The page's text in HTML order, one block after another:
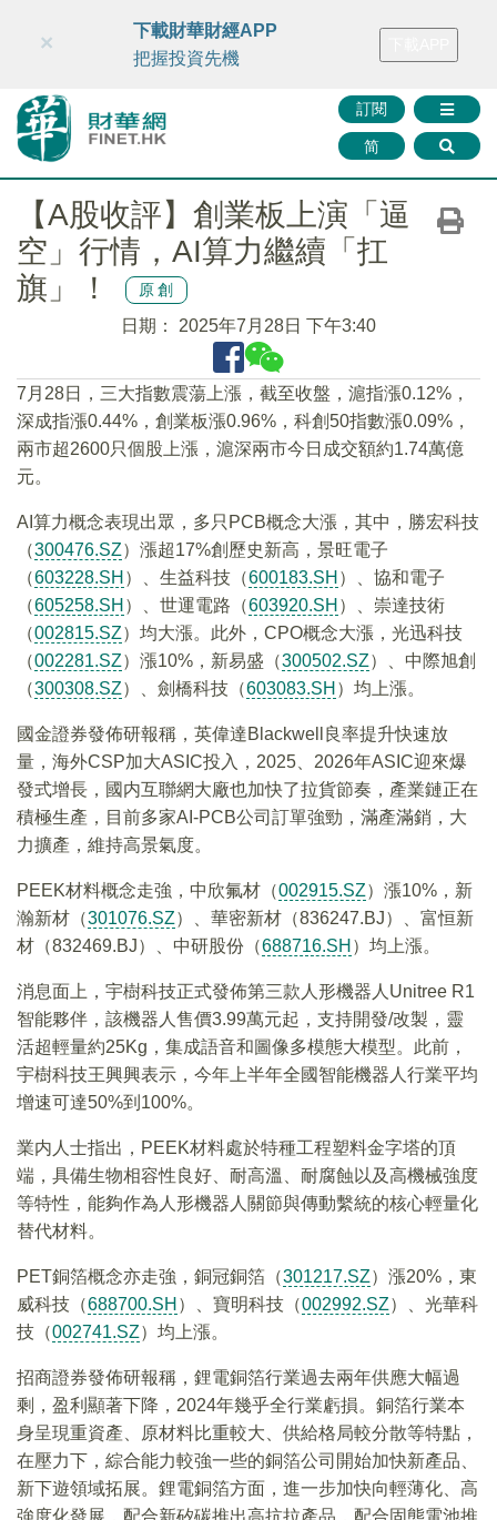
財華智庫網 FINTV FINMETA 財華證券 媒體矩陣
訂閱
简
×
下載財華財經APP
把握投資先機
【A股收評】創業板上演「逼
空」行情，AI算力繼續「扛
旗」！
原創
日期： 2025年7月28日 下午3:40
7月28日，三大指數震蕩上漲，截至收盤，滬指漲0.12%，
深成指漲0.44%，創業板漲0.96%，科創50指數漲0.09%，
兩市超2600只個股上漲，滬深兩市今日成交額約1.74萬億
元。
AI算力概念表現出眾，多只PCB概念大漲，其中，勝宏科技
（300476.SZ）漲超17%創歷史新高，景旺電子
（603228.SH ）、生益科技（600183.SH ）、協和電子
（605258.SH ）、世運電路（603920.SH ）、崇達技術
（002815.SZ）均大漲。此外，CPO概念大漲，光迅科技
（002281.SZ）漲10%，新易盛（300502.SZ）、中際旭創
（300308.SZ）、劍橋科技（603083.SH ）均上漲。
國金證券發佈研報稱，英偉達Blackwell良率提升快速放
量，海外CSP加大ASIC投入，2025、2026年ASIC迎來爆
發式增長，國内互聯網大廠也加快了拉貨節奏，產業鏈正在
積極生產，目前多家AI-PCB公司訂單強勁，滿產滿銷，大
力擴產，維持高景氣度。
PEEK材料概念走強，中欣氟材（002915.SZ）漲10%，新
瀚新材（301076.SZ）、華密新材（836247.BJ）、富恒新
材（832469.BJ）、中研股份（688716.SH ）均上漲。
消息面上，宇樹科技正式發佈第三款人形機器人Unitree R1
智能夥伴，該機器人售價3.99萬元起，支持開發/改製，靈
活超輕量約25Kg，集成語音和圖像多模態大模型。此前，
宇樹科技王興興表示，今年上半年全國智能機器人行業平均
增速可達50%到100%。
業内人士指出，PEEK材料處於特種工程塑料金字塔的頂
端，具備生物相容性良好、耐高溫、耐腐蝕以及高機械強度
等特性，能夠作為人形機器人關節與傳動繫統的核心輕量化
替代材料。
PET銅箔概念亦走強，銅冠銅箔（301217.SZ）漲20%，東
威科技（688700.SH ）、寶明科技（002992.SZ）、光華科
技（002741.SZ）均上漲。
招商證券發佈研報稱，鋰電銅箔行業過去兩年供應大幅過
剩，盈利顯著下降，2024年幾乎全行業虧損。銅箔行業本
身呈現重資產、原材料比重較大、供給格局較分散等特點，
在壓力下，綜合能力較強一些的銅箔公司開始加快新產品、
新下遊領域拓展。鋰電銅箔方面，進一步加快向輕薄化、高
強度化發展，配合新矽碳推出高抗拉產品，配合固態電池推